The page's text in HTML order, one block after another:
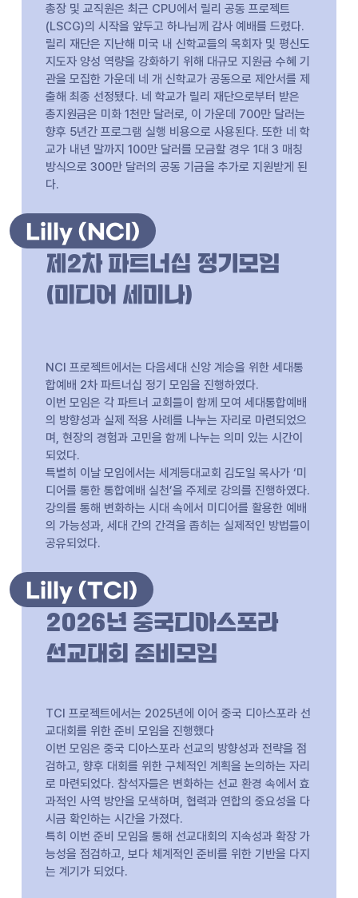
총장 및 교직원은 최근 CPU에서 릴리 공동 프로젝트
(LSCG)의 시작을 앞두고 하나님께 감사 예배를 드렸다.
릴리 재단은 지난해 미국 내 신학교들의 목회자 및 평신도
지도자 양성 역량을 강화하기 위해 대규모 지원금 수혜 기
관을 모집한 가운데 네 개 신학교가 공동으로 제안서를 제
출해 최종 선정됐다. 네 학교가 릴리 재단으로부터 받은
총지원금은 미화 1천만 달러로, 이 가운데 700만 달러는
향후 5년간 프로그램 실행 비용으로 사용된다. 또한 네 학
교가 내년 말까지 100만 달러를 모금할 경우 1대 3 매칭
방식으로 300만 달러의 공동 기금을 추가로 지원받게 된
다.
Lilly (NCI)
제2차 파트너십 정기모임
(미디어 세미나)
NCI 프로젝트에서는 다음세대 신앙 계승을 위한 세대통
합예배 2차 파트너십 정기 모임을 진행하였다.
이번 모임은 각 파트너 교회들이 함께 모여 세대통합예배
의 방향성과 실제 적용 사례를 나누는 자리로 마련되었으
며, 현장의 경험과 고민을 함께 나누는 의미 있는 시간이
되었다.
특별히 이날 모임에서는 세계등대교회 김도일 목사가 ‘미
디어를 통한 통합예배 실천’을 주제로 강의를 진행하였다.
강의를 통해 변화하는 시대 속에서 미디어를 활용한 예배
의 가능성과, 세대 간의 간격을 좁히는 실제적인 방법들이
공유되었다.
Lilly (TCI)
2026년 중국디아스포라
선교대회 준비모임
TCI 프로젝트에서는 2025년에 이어 중국 디아스포라 선
교대회를 위한 준비 모임을 진행했다
이번 모임은 중국 디아스포라 선교의 방향성과 전략을 점
검하고, 향후 대회를 위한 구체적인 계획을 논의하는 자리
로 마련되었다. 참석자들은 변화하는 선교 환경 속에서 효
과적인 사역 방안을 모색하며, 협력과 연합의 중요성을 다
시금 확인하는 시간을 가졌다.
특히 이번 준비 모임을 통해 선교대회의 지속성과 확장 가
능성을 점검하고, 보다 체계적인 준비를 위한 기반을 다지
는 계기가 되었다.